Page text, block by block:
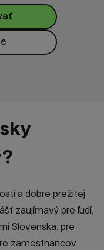
a dobre prežitej
zaujímavý pre ľudí,
Slovenska, pre
zamestnancov